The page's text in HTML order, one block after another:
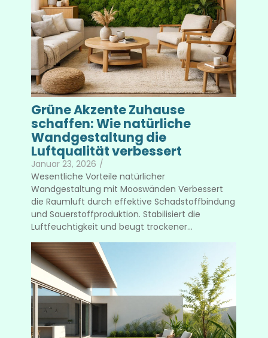
Grüne Akzente Zuhause
schaffen: Wie natürliche
Wandgestaltung die
Luftqualität verbessert
Januar 23, 2026 /
Wesentliche Vorteile natürlicher
Wandgestaltung mit Mooswänden Verbessert
die Raumluft durch effektive Schadstoffbindung
und Sauerstoffproduktion. Stabilisiert die
Luftfeuchtigkeit und beugt trockener...